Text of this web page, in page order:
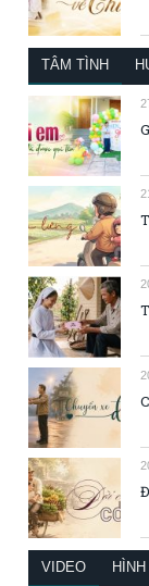
TÂM TÌNH
VIDEO